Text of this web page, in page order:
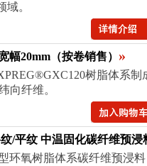
。
幅20mm（按卷销售） »
树脂体系制
向纤维。
/平纹 中温固化碳纤维预浸
环氧树脂体系碳纤维预浸料